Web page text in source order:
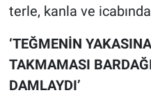
terle, kanla ve
‘TEĞMENİN
TAKMAMASI
DAMLAYDI’